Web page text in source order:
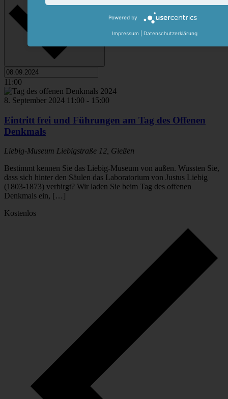
11:00
8. September 2024 11:00 - 15:00
Eintritt frei und Führungen am Tag des Offenen
Denkmals
Liebig-Museum Liebigstraße 12, Gießen
Bestimmt kennen Sie das Liebig-Museum von außen. Wussten Sie,
dass sich hinter den Säulen das Laboratorium von Justus Liebig
(1803-1873) verbirgt? Wir laden Sie beim Tag des offenen
Denkmals ein, […]
Kostenlos
Powered by
Impressum Datenschutzerklärung